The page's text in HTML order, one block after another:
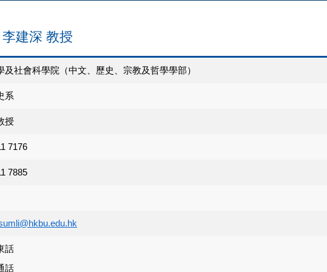
建深 教授
及社會科學院（中文、歷史、宗教及哲學學部）
系
授
7176
7885
話
話